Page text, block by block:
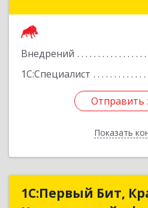
Внедрений
1С:Специалист
Отправить
Показать
Отправить
Назад
1С:Первый Бит,
1С:Первый